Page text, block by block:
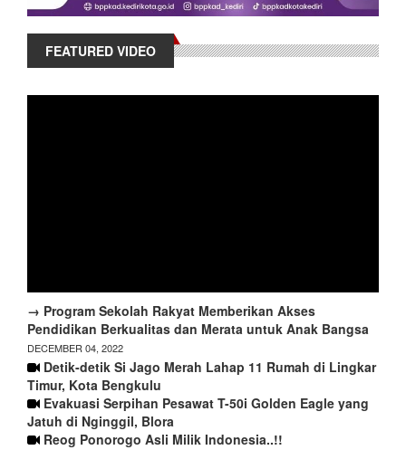
FEATURED VIDEO
→ Program Sekolah Rakyat Memberikan Akses
Pendidikan Berkualitas dan Merata untuk Anak Bangsa
DECEMBER 04, 2022
Detik-detik Si Jago Merah Lahap 11 Rumah di Lingkar
Timur, Kota Bengkulu
Evakuasi Serpihan Pesawat T-50i Golden Eagle yang
Jatuh di Nginggil, Blora
Reog Ponorogo Asli Milik Indonesia..!!